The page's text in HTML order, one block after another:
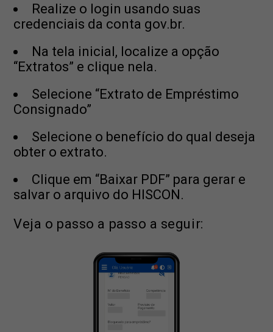
Realize o login usando suas
credenciais da conta gov.br.
Na tela inicial, localize a opção
“Extratos” e clique nela.
Selecione “Extrato de Empréstimo
Consignado”
Selecione o benefício do qual deseja
obter o extrato.
Clique em “Baixar PDF” para gerar e
salvar o arquivo do HISCON.
Veja o passo a passo a seguir: